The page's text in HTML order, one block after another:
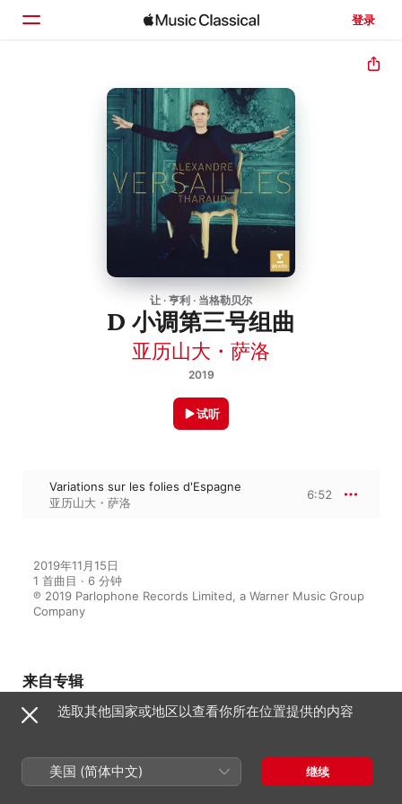
登录
让 · 亨利 · 当格勒贝尔
D 小调第三号组曲
亚历山大・萨洛
2019
试听
Variations sur les folies d'Espagne
亚历山大・萨洛
6:52
2019年11月15日
1 首曲目 · 6 分钟
℗ 2019 Parlophone Records Limited, a Warner Music Group
Company
来自专辑
Versailles
亚历山大・萨洛
选取其他国家或地区以查看你所在位置提供的内容
美国 (简体中文) 继续